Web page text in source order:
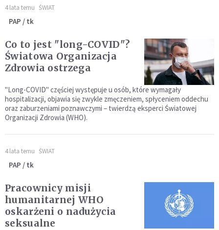
4 lata temu ŚWIAT
PAP / tk
Co to jest "long-COVID"?
Światowa Organizacja
Zdrowia ostrzega
"Long-COVID" częściej występuje u osób, które wymagały
hospitalizacji, objawia się zwykle zmęczeniem, spłyceniem oddechu
oraz zaburzeniami poznawczymi – twierdzą eksperci Światowej
Organizacji Zdrowia (WHO).
4 lata temu ŚWIAT
PAP / tk
Pracownicy misji
humanitarnej WHO
oskarżeni o nadużycia
seksualne